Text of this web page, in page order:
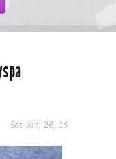
Sat, Jan, 26, 19